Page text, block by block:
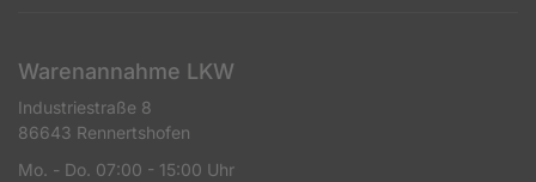
Warenannahme LKW
Industriestraße 8
86643 Rennertshofen
Mo. - Do. 07:00 - 15:00 Uhr